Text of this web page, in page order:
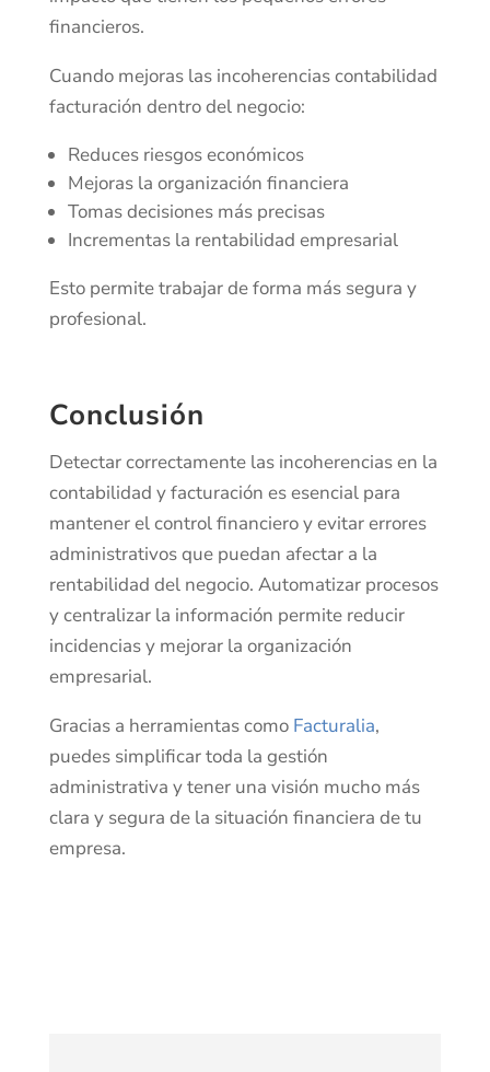
financieros.
Cuando mejoras las incoherencias contabilidad
facturación dentro del negocio:
Reduces riesgos económicos
Mejoras la organización financiera
Tomas decisiones más precisas
Incrementas la rentabilidad empresarial
Esto permite trabajar de forma más segura y
profesional.
Conclusión
Detectar correctamente las incoherencias en la
contabilidad y facturación es esencial para
mantener el control financiero y evitar errores
administrativos que puedan afectar a la
rentabilidad del negocio. Automatizar procesos
y centralizar la información permite reducir
incidencias y mejorar la organización
empresarial.
Gracias a herramientas como Facturalia,
puedes simplificar toda la gestión
administrativa y tener una visión mucho más
clara y segura de la situación financiera de tu
empresa.